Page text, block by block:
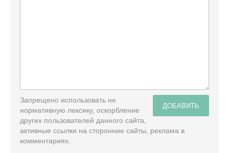
ДОБАВИТЬ
Запрещено использовать не
нормативную лексику, оскорбление
других пользователей данного сайта,
активные ссылки на сторонние сайты, реклама в
комментариях.